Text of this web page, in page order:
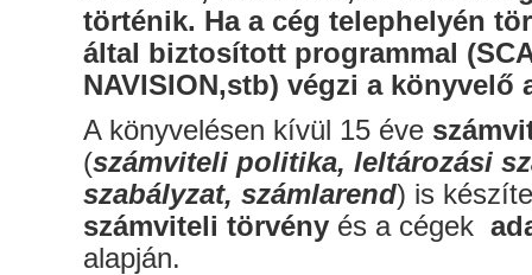
történik. Ha a cég telephelyén
által biztosított programmal
NAVISION,stb) végzi a könyvelő
A könyvelésen kívül 15 éve
(számviteli politika, leltározási
szabályzat, számlarend) is
számviteli törvény és a cégek
alapján.